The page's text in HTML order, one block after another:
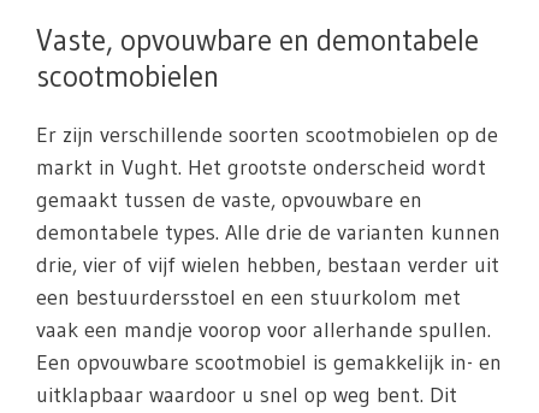
Vaste, opvouwbare en demontabele
scootmobielen
Er zijn verschillende soorten scootmobielen op de
markt in Vught. Het grootste onderscheid wordt
gemaakt tussen de vaste, opvouwbare en
demontabele types. Alle drie de varianten kunnen
drie, vier of vijf wielen hebben, bestaan verder uit
een bestuurdersstoel en een stuurkolom met
vaak een mandje voorop voor allerhande spullen.
Een opvouwbare scootmobiel is gemakkelijk in- en
uitklapbaar waardoor u snel op weg bent. Dit